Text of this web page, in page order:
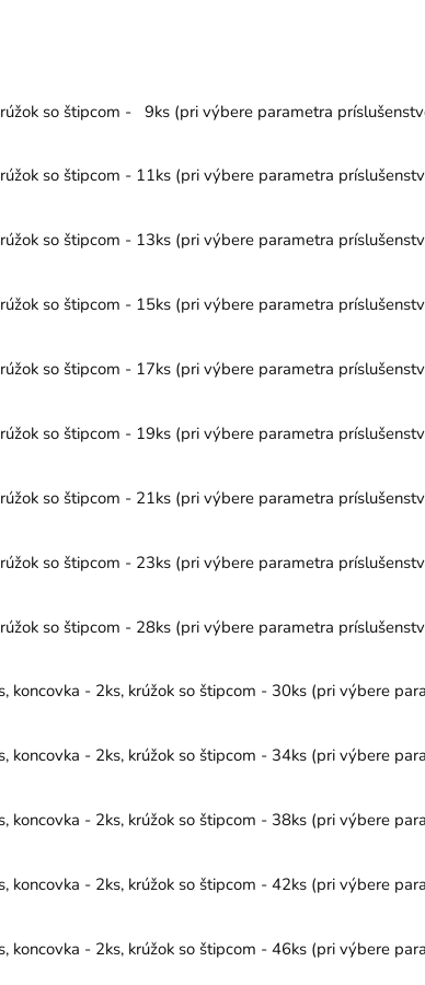
so štipcom - 9ks (pri výbere parametra
so štipcom - 11ks (pri výbere parametra
so štipcom - 13ks (pri výbere parametra
so štipcom - 15ks (pri výbere parametra
so štipcom - 17ks (pri výbere parametra
so štipcom - 19ks (pri výbere parametra
so štipcom - 21ks (pri výbere parametra
so štipcom - 23ks (pri výbere parametra
so štipcom - 28ks (pri výbere parametra
- 2ks, krúžok so štipcom - 30ks (pri výbere
- 2ks, krúžok so štipcom - 34ks (pri výbere
- 2ks, krúžok so štipcom - 38ks (pri výbere
- 2ks, krúžok so štipcom - 42ks (pri výbere
- 2ks, krúžok so štipcom - 46ks (pri výbere